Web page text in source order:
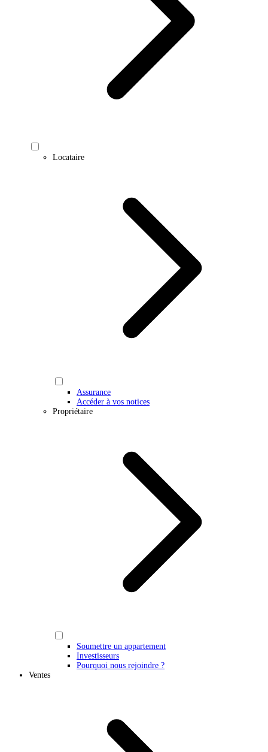
Locataire
Assurance
Accéder à vos notices
Propriétaire
Soumettre un appartement
Investisseurs
Pourquoi nous rejoindre ?
Ventes